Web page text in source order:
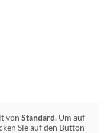
von Standard. Um auf
Sie auf den Button